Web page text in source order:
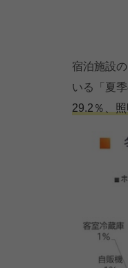
宿泊施設
いる「夏
29.2％、